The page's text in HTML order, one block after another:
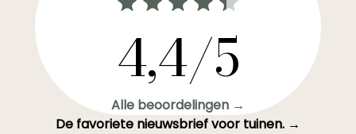
4,4/5
Alle beoordelingen →
De favoriete nieuwsbrief voor tuinen. →